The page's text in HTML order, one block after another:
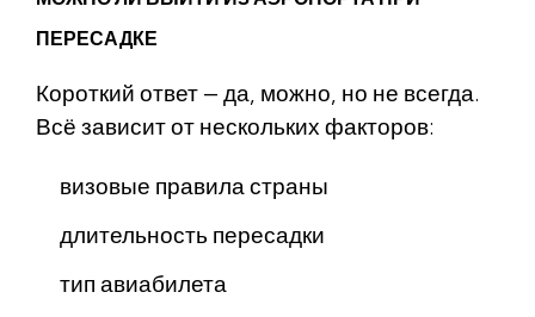
ПЕРЕСАДКЕ
Короткий ответ — да, можно, но не всегда.
Всё зависит от нескольких факторов:
визовые правила страны
длительность пересадки
тип авиабилета